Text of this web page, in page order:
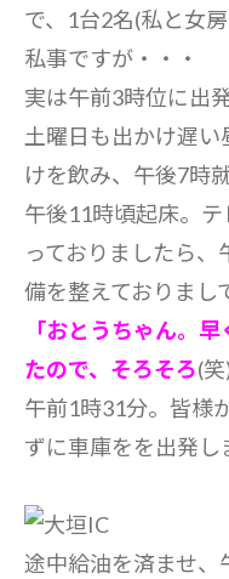
で、1台2名(私と女
私事ですが・・・
実は午前3時位に出
土曜日も出かけ遅
けを飲み、午後7時就
午後11時頃起床。
っておりましたら
備を整えておりまし
「おとうちゃん。
たので、そろそろ(
午前1時31分。皆様
ずに車庫をを出発し
途中給油を済ませ、